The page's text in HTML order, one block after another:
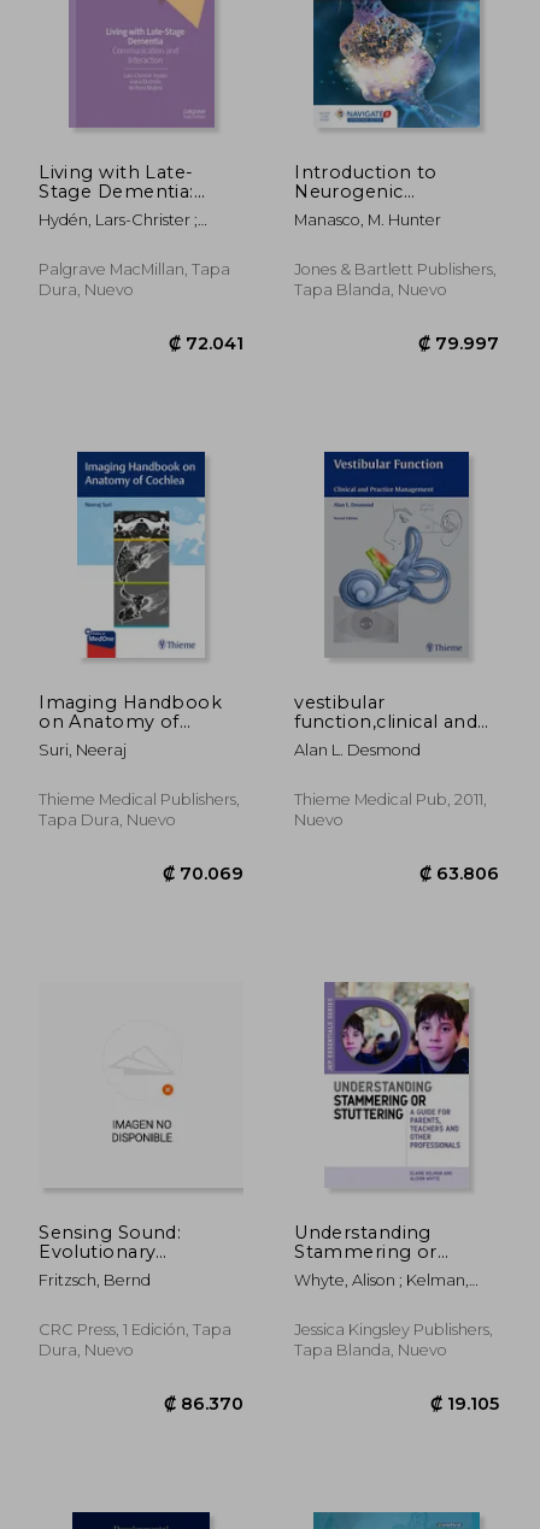
₡
Living with Late-
Stage Dementia:
Communication,
Support, and
Inglés)
Hydén, Lars-Christer ;
Majlesi, Ali
Palgrave MacMillan, Tapa
Dura, Nuevo
₡ 72.041
Introduction to
Neurogenic
Communication
Disorders (en Inglés)
Manasco, M. Hunter
Jones & Bartlett Publishers,
Tapa Blanda, Nuevo
Imaging Handbook
on Anatomy of
Cochlea (en Inglés)
Suri, Neeraj
Thieme Medical Publishers,
Tapa Dura, Nuevo
vestibular
function,clinical and
practice
management
Alan L. Desmond
Thieme Medical Pub, 2011,
Nuevo
₡
Sensing Sound:
Evolutionary
Neurobiology of a
Novel Sense of
Fritzsch, Bernd
CRC Press, 1 Edición, Tapa
Dura, Nuevo
Understanding
Stammering or
Stuttering: A Guide
for Parents, Teachers
Professionals (en
Inglés)
Whyte, Alison ; Kelman,
Jessica Kingsley Publishers,
Tapa Blanda, Nuevo